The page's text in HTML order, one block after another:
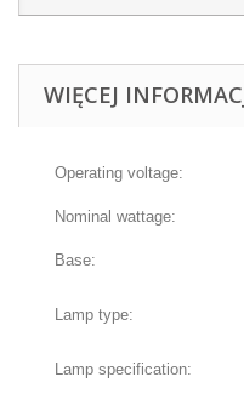
WIĘCEJ
Operating voltage:
Nominal wattage:
Base:
Lamp type:
Lamp specification: